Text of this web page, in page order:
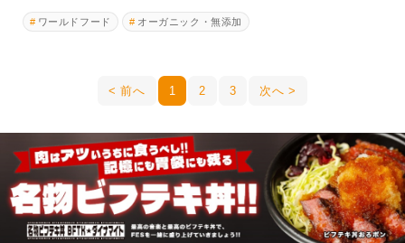
ワールドフード オーガニック・無添加
前へ 1 2 3 次へ